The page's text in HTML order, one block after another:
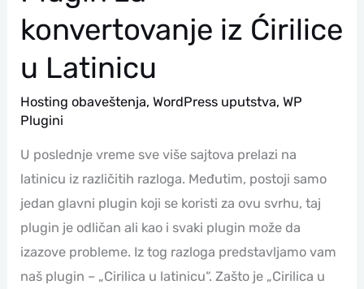
konvertovanje iz Ćirilice
u Latinicu
Hosting obaveštenja,WordPress uputstva,WP
Plugini
U poslednje vreme sve više sajtova prelazi na
latinicu iz različitih razloga. Međutim, postoji samo
jedan glavni plugin koji se koristi za ovu svrhu, taj
plugin je odličan ali kao i svaki plugin može da
izazove probleme. Iz tog razloga predstavljamo vam
naš plugin – „Cirilica u latinicu“. Zašto je „Cirilica u